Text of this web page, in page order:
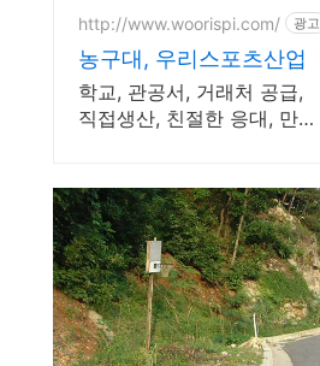
http://www.woorispi.com/ 광고
농구대, 우리스포츠산업
학교, 관공서, 거래처 공급,
직접생산, 친절한 응대, 만